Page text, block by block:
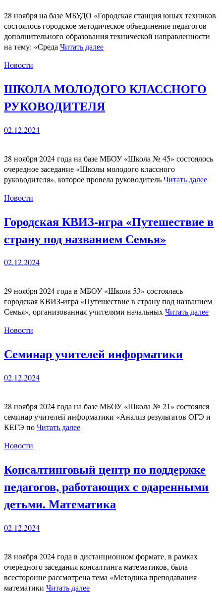
28 ноября на базе МБУДО «Городская станция юных техников
состоялось городское методическое объединение педагогов
дополнительного образования технической направленности
на тему: «Среда Читать далее
Новости
ШКОЛА МОЛОДОГО КЛАССНОГО
РУКОВОДИТЕЛЯ
02.12.2024
28 ноября 2024 года на базе МБОУ «Школа № 45» состоялось
очередное заседание «Школы молодого классного
руководителя», которое провела руководительЧитать далее
Новости
Городская КВИЗ-игра «Путешествие в
страну под названием Семья»
02.12.2024
29 ноября 2024 года в МБОУ «Школа 53» состоялась
городская КВИЗ-игра «Путешествие в страну под названием
Семья», организованная учителями начальныхЧитать далее
Новости
Семинар учителей информатики
02.12.2024
28 ноября 2024 года на базе МБОУ «Школа № 21» состоялся
семинар учителей информатики «Анализ результатов ОГЭ и
КЕГЭ поЧитать далее
Новости
Консалтинговый центр по поддержке
педагогов, работающих с одаренными
детьми. Математика
02.12.2024
28 ноября 2024 года в дистанционном формате, в рамках
очередного заседания консалтинга математиков, была
всесторонне рассмотрена тема «Методика преподавания
математики Читать далее